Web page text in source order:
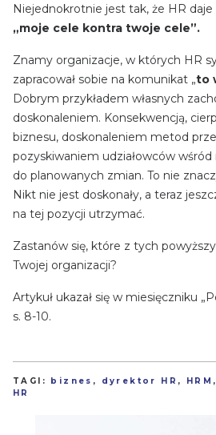
Niejednokrotnie jest tak, że HR
„moje cele kontra twoje cele”.
Znamy organizacje, w których HR
zapracował sobie na komunikat „to
Dobrym przykładem własnych
doskonaleniem. Konsekwencją,
biznesu, doskonaleniem metod
pozyskiwaniem udziałowców
do planowanych zmian. To nie
Nikt nie jest doskonały, a teraz
na tej pozycji utrzymać.
Zastanów się, które z tych
Twojej organizacji?
Artykuł ukazał się w miesięczniku
s. 8-10.
TAGI: biznes , dyrektor HR , HRM ,
HR